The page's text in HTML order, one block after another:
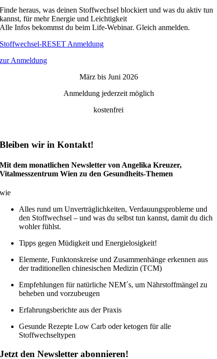
Finde heraus, was deinen Stoffwechsel blockiert und was du aktiv tun
kannst, für mehr Energie und Leichtigkeit
Alle Infos bekommst du beim Life-Webinar. Gleich anmelden.
Stoffwechsel-RESET Anmeldung
zur Anmeldung
März bis Juni 2026
Anmeldung jederzeit möglich
kostenfrei
Bleiben wir in Kontakt!
Mit dem monatlichen Newsletter von Angelika Kreuzer,
Vitalmesszentrum Wien zu den Gesundheits-Themen
wie
Alles rund um Unverträglichkeiten, Verdauungsprobleme und
den Stoffwechsel – und was du selbst tun kannst, damit du dich
wohler fühlst.
Tipps gegen Müdigkeit und Energielosigkeit!
Elemente, Funktonskreise und Zusammenhänge erkennen aus
der traditionellen chinesischen Medizin (TCM)
Empfehlungen für natürliche NEM´s, um Nährstoffmängel zu
beheben und vorzubeugen
Erfahrungsberichte aus der Praxis
Gesunde Rezepte Low Carb oder ketogen für alle
Stoffwechseltypen
Jetzt den Newsletter abonnieren!